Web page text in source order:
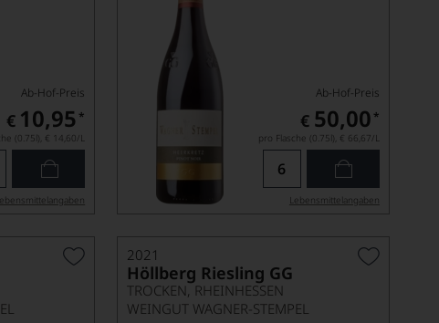
Ab-Hof-Preis
€ 10,95 *
(0.75l), € 14,60/L
Ab-Hof-Preis
€ 50,00 *
pro Flasche (0.75l), € 66,67/L
Lebensmittel­angaben
2021
Höllberg Riesling GG
TROCKEN, RHEINHESSEN
WEINGUT WAGNER-STEMPEL